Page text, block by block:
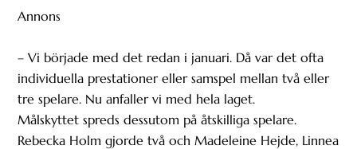
Annons
– Vi började med det redan i januari. Då var det ofta
individuella prestationer eller samspel mellan två eller
tre spelare. Nu anfaller vi med hela laget.
Målskyttet spreds dessutom på åtskilliga spelare.
Rebecka Holm gjorde två och Madeleine Hejde, Linnea